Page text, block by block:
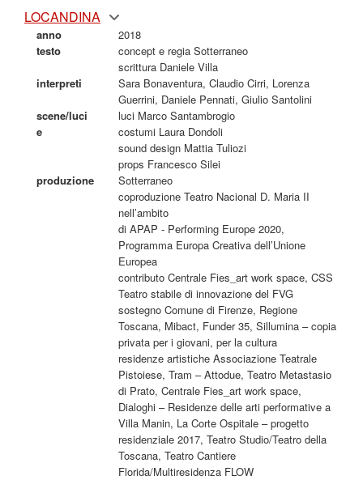
LOCANDINA
anno
2018
testo
concept e regia Sotterraneo
scrittura Daniele Villa
interpreti
Sara Bonaventura, Claudio Cirri, Lorenza
Guerrini, Daniele Pennati, Giulio Santolini
scene/luci
luci Marco Santambrogio
e
costumi Laura Dondoli
sound design Mattia Tuliozi
props Francesco Silei
produzione
Sotterraneo
coproduzione Teatro Nacional D. Maria II
nell’ambito
di APAP - Performing Europe 2020,
Programma Europa Creativa dell’Unione
Europea
contributo Centrale Fies_art work space, CSS
Teatro stabile di innovazione del FVG
sostegno Comune di Firenze, Regione
Toscana, Mibact, Funder 35, Sillumina – copia
privata per i giovani, per la cultura
residenze artistiche Associazione Teatrale
Pistoiese, Tram – Attodue, Teatro Metastasio
di Prato, Centrale Fies_art work space,
Dialoghi – Residenze delle arti performative a
Villa Manin, La Corte Ospitale – progetto
residenziale 2017, Teatro Studio/Teatro della
Toscana, Teatro Cantiere
Florida/Multiresidenza FLOW